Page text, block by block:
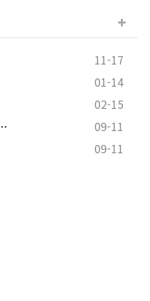
11-17
01-14
02-15
09-11
09-11